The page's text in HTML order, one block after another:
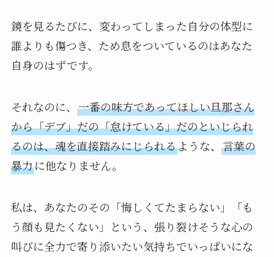
鏡を見るたびに、変わってしまった自分の体型に
誰よりも傷つき、ため息をついているのはあなた
自身のはずです。
それなのに、 一番の味方であってほしい旦那さん
から「デブ」だの「怠けている」だのといじられ
るのは、魂を直接踏みにじられるような、 言葉の
暴力に他なりません。
私は、あなたのその「悔しくてたまらない」「も
う顔も見たくない」という、張り裂けそうな心の
叫びに全力で寄り添いたい気持ちでいっぱいにな